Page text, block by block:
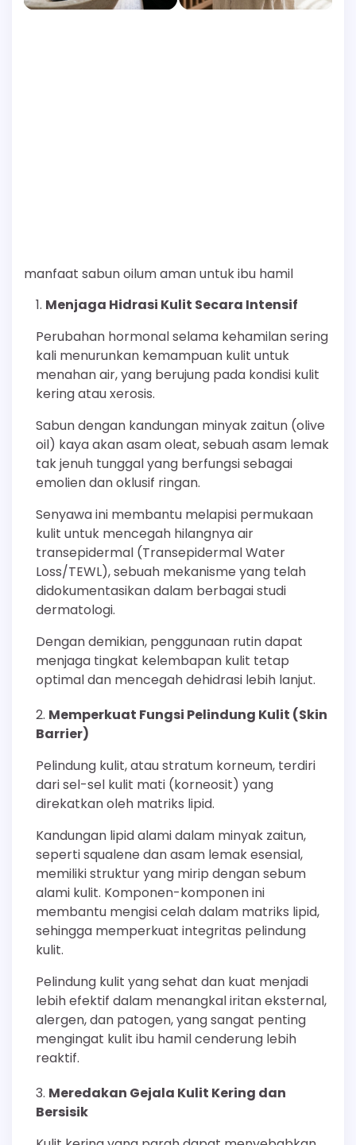
manfaat sabun oilum aman untuk ibu hamil
Menjaga Hidrasi Kulit Secara Intensif
Perubahan hormonal selama kehamilan sering
kali menurunkan kemampuan kulit untuk
menahan air, yang berujung pada kondisi kulit
kering atau xerosis.
Sabun dengan kandungan minyak zaitun (olive
oil) kaya akan asam oleat, sebuah asam lemak
tak jenuh tunggal yang berfungsi sebagai
emolien dan oklusif ringan.
Senyawa ini membantu melapisi permukaan
kulit untuk mencegah hilangnya air
transepidermal (Transepidermal Water
Loss/TEWL), sebuah mekanisme yang telah
didokumentasikan dalam berbagai studi
dermatologi.
Dengan demikian, penggunaan rutin dapat
menjaga tingkat kelembapan kulit tetap
optimal dan mencegah dehidrasi lebih lanjut.
Memperkuat Fungsi Pelindung Kulit (Skin
Barrier)
Pelindung kulit, atau stratum korneum, terdiri
dari sel-sel kulit mati (korneosit) yang
direkatkan oleh matriks lipid.
Kandungan lipid alami dalam minyak zaitun,
seperti squalene dan asam lemak esensial,
memiliki struktur yang mirip dengan sebum
alami kulit. Komponen-komponen ini
membantu mengisi celah dalam matriks lipid,
sehingga memperkuat integritas pelindung
kulit.
Pelindung kulit yang sehat dan kuat menjadi
lebih efektif dalam menangkal iritan eksternal,
alergen, dan patogen, yang sangat penting
mengingat kulit ibu hamil cenderung lebih
reaktif.
Meredakan Gejala Kulit Kering dan
Bersisik